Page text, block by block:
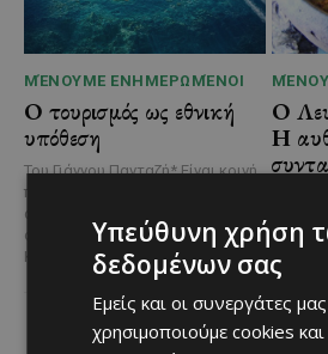
ΜΈΝΟΥΜΕ ΕΝΗΜΕΡΩΜΈΝΟΙ
Ο τουρισμός ως εθνική
υπόθεση
Του Γιάννου Πανταζή* Είναι κοινή
πεποίθηση ότι ο τουρισμός
αποτελεί μία από τις
σημαντικότερες βιομηχανίες της
Κύπρου και διαχρονικά...
Ο
Η
φαγητό
Υπεύθυνη χρήση
δεδομένων σας
Εμείς και οι συνεργάτες μας
χρησιμοποιούμε cookies